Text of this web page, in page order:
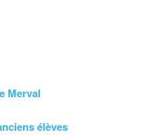
Merval
élèves